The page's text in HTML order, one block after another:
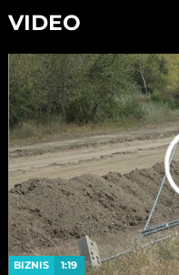
VIDEO
BIZNIS 1:19